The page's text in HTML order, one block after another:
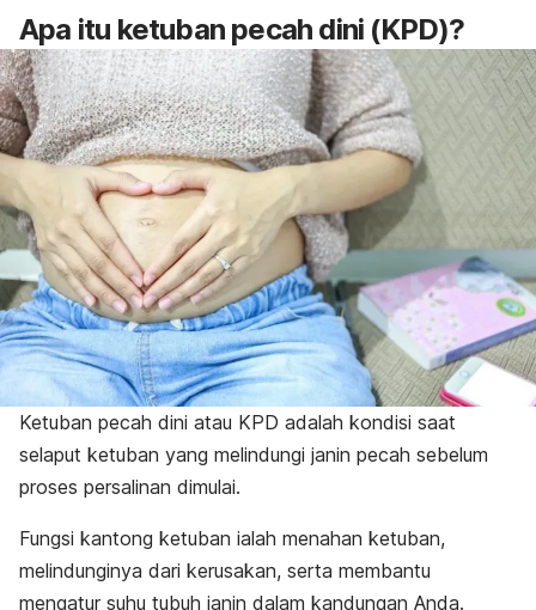
Apa itu ketuban pecah dini (KPD)?
Ketuban pecah dini atau KPD adalah kondisi saat
selaput ketuban yang melindungi janin pecah sebelum
proses persalinan dimulai.
Fungsi kantong ketuban ialah menahan ketuban,
melindunginya dari kerusakan, serta membantu
mengatur suhu tubuh janin dalam kandungan Anda.